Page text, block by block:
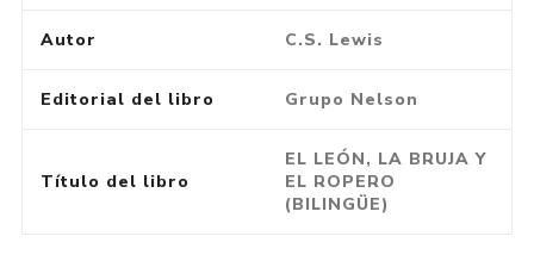
Autor C.S. Lewis
Editorial del libro Grupo Nelson
Título del libro
EL LEÓN, LA BRUJA Y
EL ROPERO
(BILINGÜE)